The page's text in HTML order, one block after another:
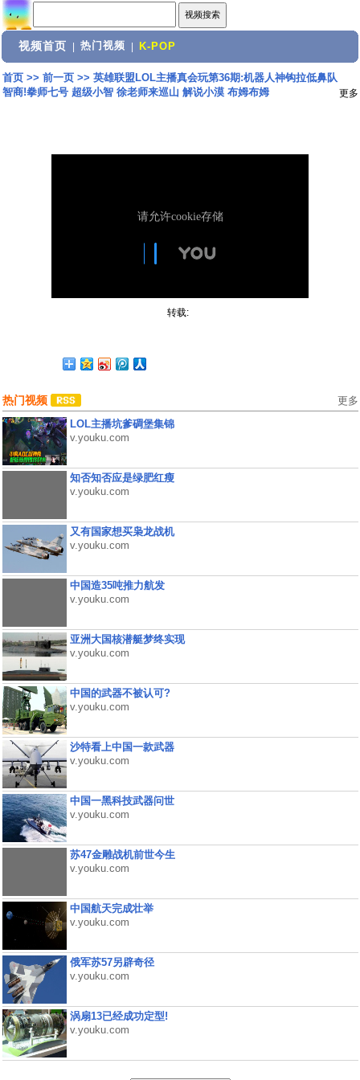
视频首页 热门视频 K-POP
首页>> 前一页>> 英雄联盟LOL主播真会玩第36期:机器人神钩拉低鼻队
智商!拳师七号 超级小智 徐老师来巡山 解说小漠 布姆布姆
更多
转载:
热门视频 更多
LOL主播坑爹碉堡集锦
v.youku.com
知否知否应是绿肥红瘦
v.youku.com
又有国家想买枭龙战机
v.youku.com
中国造35吨推力航发
v.youku.com
亚洲大国核潜艇梦终实现
v.youku.com
中国的武器不被认可?
v.youku.com
沙特看上中国一款武器
v.youku.com
中国一黑科技武器问世
v.youku.com
苏47金雕战机前世今生
v.youku.com
中国航天完成壮举
v.youku.com
俄军苏57另辟奇径
v.youku.com
涡扇13已经成功定型!
v.youku.com